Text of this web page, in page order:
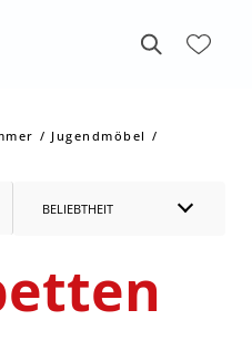
Jugendmöbel
BELIEBTHEIT